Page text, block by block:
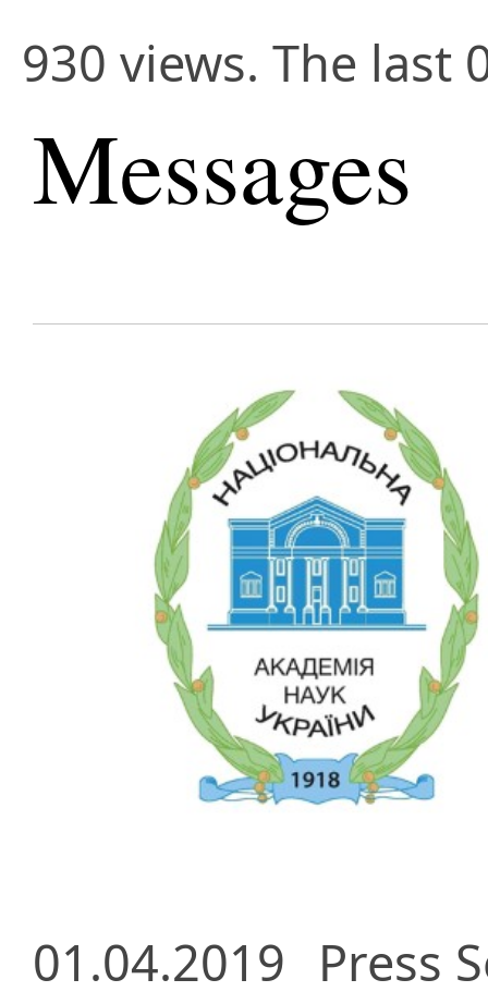
930 views. The last
Messages
01.04.2019 Press